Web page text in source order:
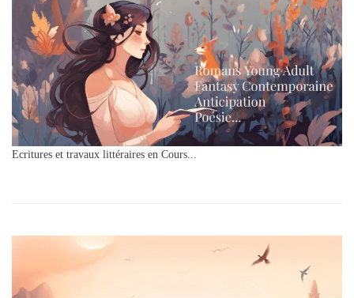
Ecritures et travaux littéraires en Cours...